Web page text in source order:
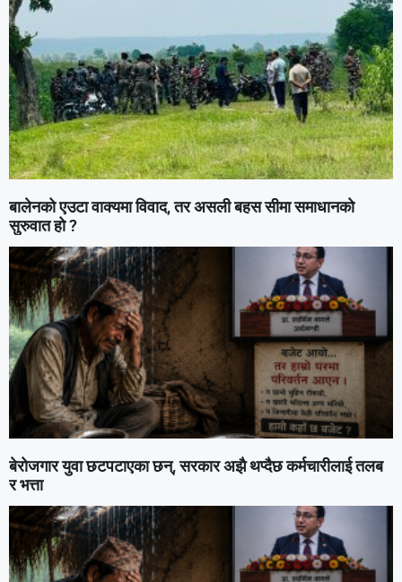
बालेनको एउटा वाक्यमा विवाद, तर असली बहस सीमा समाधानको
सुरुवात हो ?
बेरोजगार युवा छटपटाएका छन्, सरकार अझै थप्दैछ कर्मचारीलाई तलब
र भत्ता